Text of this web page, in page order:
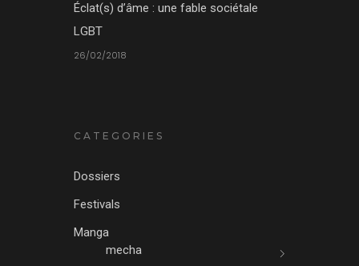
Éclat(s) d’âme : une fable sociétale
LGBT
26/02/2018
CATEGORIES
Dossiers
Festivals
Manga
mecha